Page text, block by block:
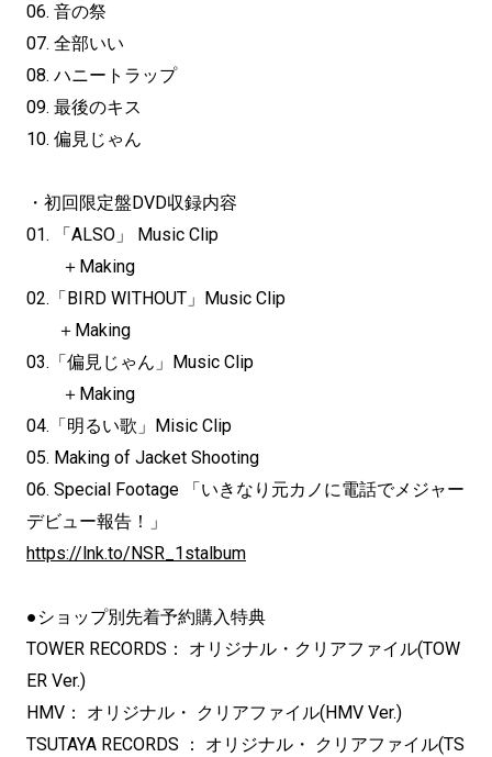
06. 音の祭
07. 全部いい
08. ハニートラップ
09. 最後のキス
10. 偏見じゃん
・初回限定盤DVD収録内容
01. 「ALSO」 Music Clip
＋Making
02.「BIRD WITHOUT」Music Clip
＋Making
03.「偏見じゃん」Music Clip
＋Making
04.「明るい歌」Misic Clip
05. Making of Jacket Shooting
06. Special Footage 「いきなり元カノに電話でメジャー
デビュー報告！」
https://lnk.to/NSR_1stalbum
●ショップ別先着予約購入特典
TOWER RECORDS： オリジナル・クリアファイル(TOW
ER Ver.)
HMV： オリジナル・ クリアファイル(HMV Ver.)
TSUTAYA RECORDS ： オリジナル・ クリアファイル(TS